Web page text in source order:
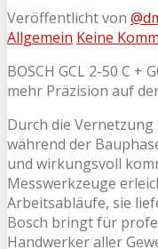
Veröffentlicht von
Allgemein Keine
BOSCH GCL 2-50 C +
mehr Präzision auf
Durch die
während der
und wirkungsvoll
Messwerkzeuge
Arbeitsabläufe, sie
Bosch bringt für
Handwerker aller